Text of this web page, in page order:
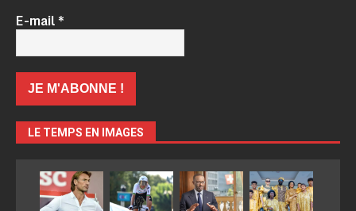
E-mail*
LE TEMPS EN IMAGES